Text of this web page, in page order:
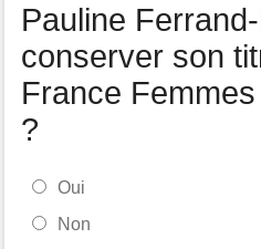
Pauline
conserver son
France
?
Oui
Non